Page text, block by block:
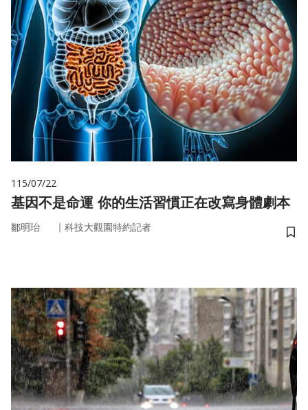
115/07/22
基因不是命運 你的生活習慣正在改寫身體劇本
鄒明珆 ｜ 科技大觀園特約記者
儲